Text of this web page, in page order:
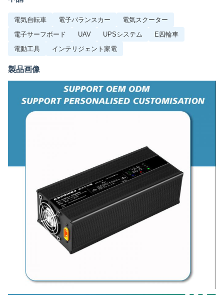
電気自転車 電子バランスカー
電気スクーター
電子サーフボード
UAV UPSシステム
E四輪車
電動工具
インテリジェント家電
製品画像